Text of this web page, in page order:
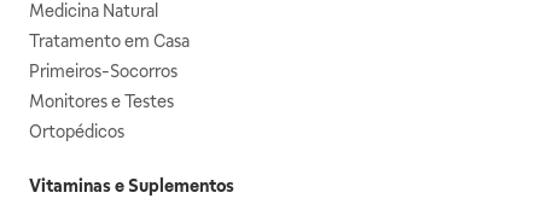
Medicina Natural
Tratamento em Casa
Primeiros-Socorros
Monitores e Testes
Ortopédicos
Vitaminas e Suplementos